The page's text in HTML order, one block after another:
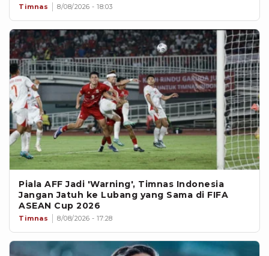
Timnas 8/08/2026 - 18:03
Piala AFF Jadi 'Warning', Timnas Indonesia
Jangan Jatuh ke Lubang yang Sama di FIFA
ASEAN Cup 2026
Timnas 8/08/2026 - 17:28